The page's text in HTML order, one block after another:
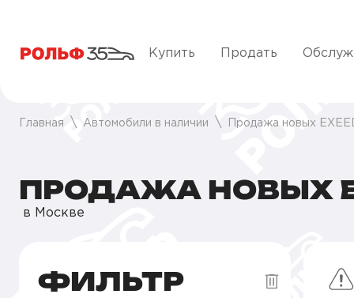
Купить Продать
Главная Автомобили в наличии Продажа новых
ПРОДАЖА НОВЫХ
в Москве
ФИЛЬТР